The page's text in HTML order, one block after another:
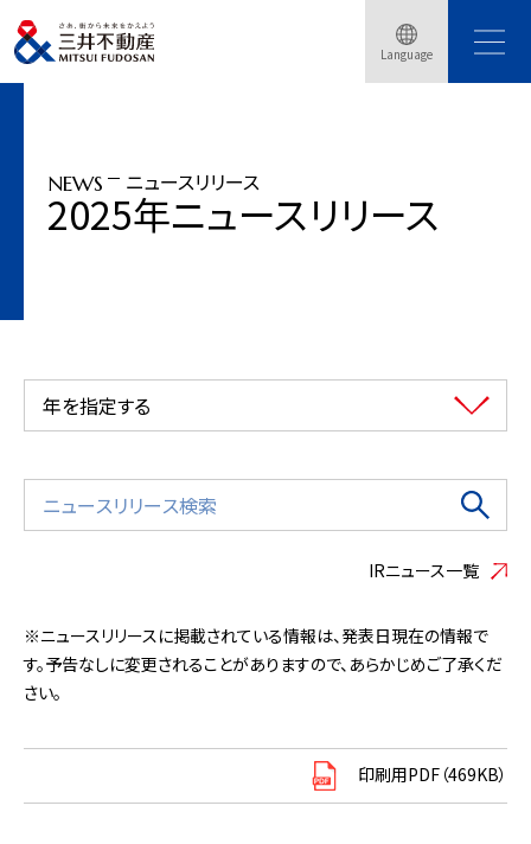
Language
トップページ ニュースリリース
三井不動産グループの木造建築ブランド「＆forest」に名称決定
NEWS ニュースリリース
2025年ニュースリリース
年を指定する
IRニュース一覧
※ニュースリリースに掲載されている情報は、発表日現在の情報で
す。予告なしに変更されることがありますので、あらかじめご了承くだ
さい。
印刷用PDF（469KB）